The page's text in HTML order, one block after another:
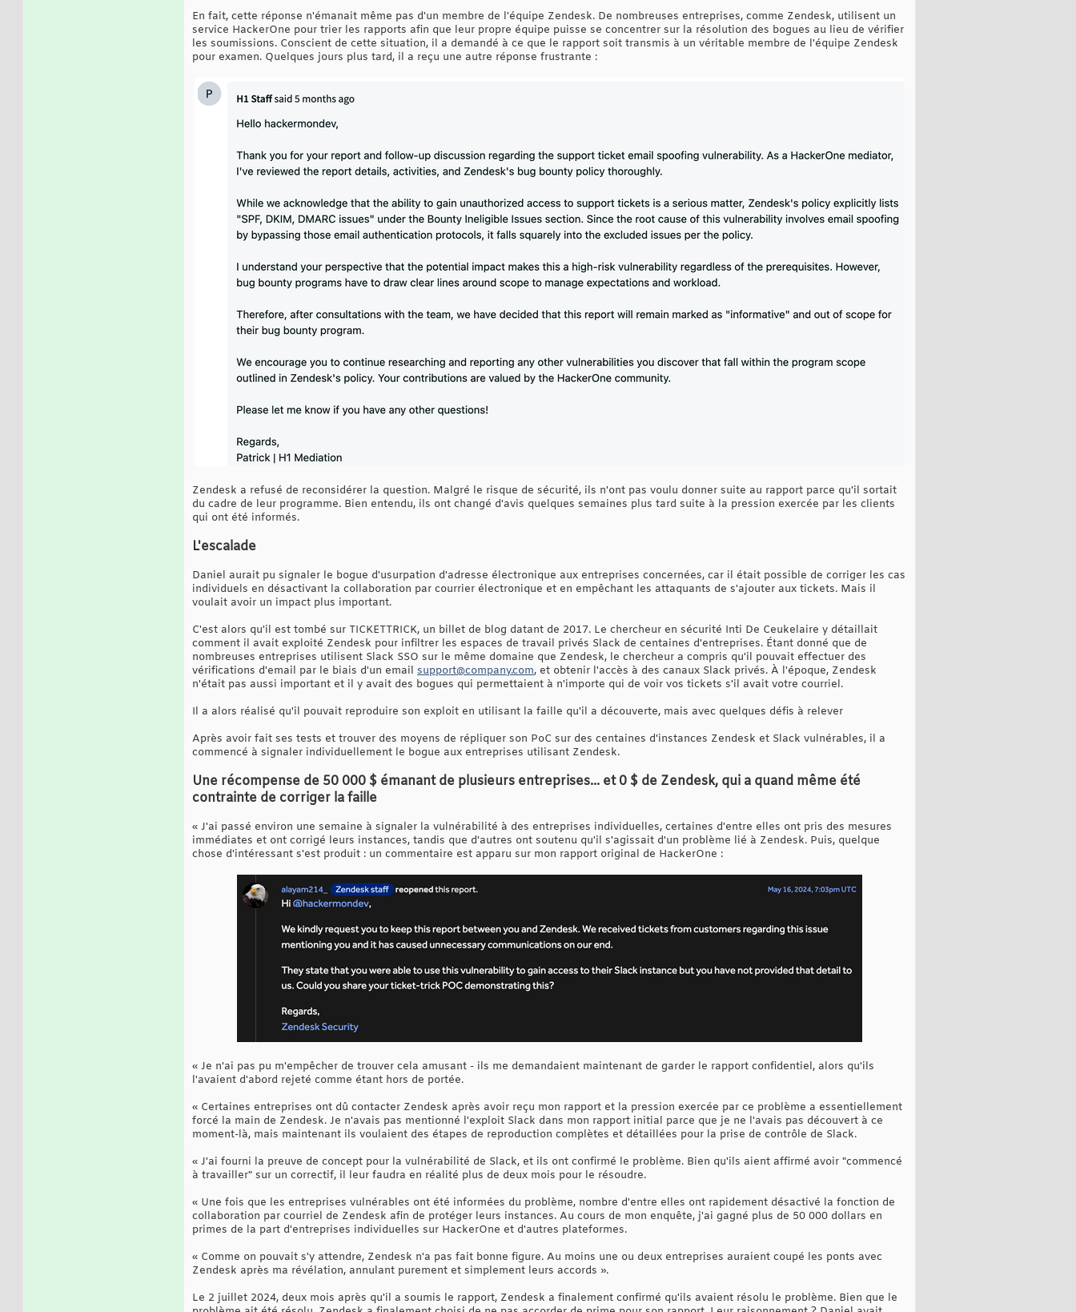
En fait, cette réponse n'émanait même pas d'un membre de l'équipe Zendesk. De nombreuses entreprises, comme Zendesk, utilisent un
service HackerOne pour trier les rapports afin que leur propre équipe puisse se concentrer sur la résolution des bogues au lieu de vérifier
les soumissions. Conscient de cette situation, il a demandé à ce que le rapport soit transmis à un véritable membre de l'équipe Zendesk
pour examen. Quelques jours plus tard, il a reçu une autre réponse frustrante :
Zendesk a refusé de reconsidérer la question. Malgré le risque de sécurité, ils n'ont pas voulu donner suite au rapport parce qu'il sortait
du cadre de leur programme. Bien entendu, ils ont changé d'avis quelques semaines plus tard suite à la pression exercée par les clients
qui ont été informés.
L'escalade
Daniel aurait pu signaler le bogue d'usurpation d'adresse électronique aux entreprises concernées, car il était possible de corriger les cas
individuels en désactivant la collaboration par courrier électronique et en empêchant les attaquants de s'ajouter aux tickets. Mais il
voulait avoir un impact plus important.
C'est alors qu'il est tombé sur TICKETTRICK, un billet de blog datant de 2017. Le chercheur en sécurité Inti De Ceukelaire y détaillait
comment il avait exploité Zendesk pour infiltrer les espaces de travail privés Slack de centaines d'entreprises. Étant donné que de
nombreuses entreprises utilisent Slack SSO sur le même domaine que Zendesk, le chercheur a compris qu'il pouvait effectuer des
vérifications d'email par le biais d'un email support@company.com, et obtenir l'accès à des canaux Slack privés. À l'époque, Zendesk
n'était pas aussi important et il y avait des bogues qui permettaient à n'importe qui de voir vos tickets s'il avait votre courriel.
Il a alors réalisé qu'il pouvait reproduire son exploit en utilisant la faille qu'il a découverte, mais avec quelques défis à relever
Après avoir fait ses tests et trouver des moyens de répliquer son PoC sur des centaines d'instances Zendesk et Slack vulnérables, il a
commencé à signaler individuellement le bogue aux entreprises utilisant Zendesk.
Une récompense de 50 000 $ émanant de plusieurs entreprises... et 0 $ de Zendesk, qui a quand même été
contrainte de corriger la faille
« J'ai passé environ une semaine à signaler la vulnérabilité à des entreprises individuelles, certaines d'entre elles ont pris des mesures
immédiates et ont corrigé leurs instances, tandis que d'autres ont soutenu qu'il s'agissait d'un problème lié à Zendesk. Puis, quelque
chose d'intéressant s'est produit : un commentaire est apparu sur mon rapport original de HackerOne :
« Je n'ai pas pu m'empêcher de trouver cela amusant - ils me demandaient maintenant de garder le rapport confidentiel, alors qu'ils
l'avaient d'abord rejeté comme étant hors de portée.
« Certaines entreprises ont dû contacter Zendesk après avoir reçu mon rapport et la pression exercée par ce problème a essentiellement
forcé la main de Zendesk. Je n'avais pas mentionné l'exploit Slack dans mon rapport initial parce que je ne l'avais pas découvert à ce
moment-là, mais maintenant ils voulaient des étapes de reproduction complètes et détaillées pour la prise de contrôle de Slack.
« J'ai fourni la preuve de concept pour la vulnérabilité de Slack, et ils ont confirmé le problème. Bien qu'ils aient affirmé avoir "commencé
à travailler" sur un correctif, il leur faudra en réalité plus de deux mois pour le résoudre.
« Une fois que les entreprises vulnérables ont été informées du problème, nombre d'entre elles ont rapidement désactivé la fonction de
collaboration par courriel de Zendesk afin de protéger leurs instances. Au cours de mon enquête, j'ai gagné plus de 50 000 dollars en
primes de la part d'entreprises individuelles sur HackerOne et d'autres plateformes.
« Comme on pouvait s'y attendre, Zendesk n'a pas fait bonne figure. Au moins une ou deux entreprises auraient coupé les ponts avec
Zendesk après ma révélation, annulant purement et simplement leurs accords ».
Le 2 juillet 2024, deux mois après qu'il a soumis le rapport, Zendesk a finalement confirmé qu'ils avaient résolu le problème. Bien que le